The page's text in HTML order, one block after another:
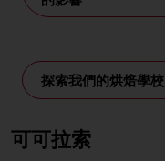
探索我們的烘焙學校
可可拉索